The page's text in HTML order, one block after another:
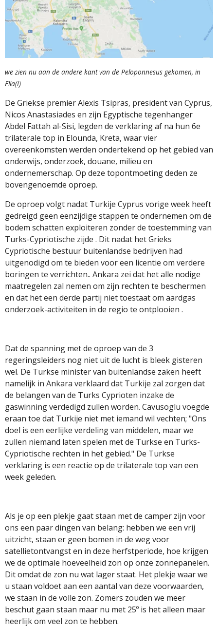
we zien nu aan de andere kant van de Peloponnesus gekomen, in
Elia(I)
De Griekse premier Alexis Tsipras, president van Cyprus,
Nicos Anastasiades en zijn Egyptische tegenhanger
Abdel Fattah al-Sisi, legden de verklaring af na hun 6e
trilaterale top in Elounda, Kreta, waar vier
overeenkomsten werden ondertekend op het gebied van
onderwijs, onderzoek, douane, milieu en
ondernemerschap. Op deze topontmoeting deden ze
bovengenoemde oproep.
De oproep volgt nadat Turkije Cyprus vorige week heeft
gedreigd geen eenzijdige stappen te ondernemen om de
bodem schatten exploiteren zonder de toestemming van
Turks-Cypriotische zijde . Dit nadat het Grieks
Cypriotische bestuur buitenlandse bedrijven had
uitgenodigd om te bieden voor een licentie om verdere
boringen te verrichten.. Ankara zei dat het alle nodige
maatregelen zal nemen om zijn rechten te beschermen
en dat het een derde partij niet toestaat om aardgas
onderzoek-activiteiten in de regio te ontplooien .
Dat de spanning met de oproep van de 3
regeringsleiders nog niet uit de lucht is bleek gisteren
wel. De Turkse minister van buitenlandse zaken heeft
namelijk in Ankara verklaard dat Turkije zal zorgen dat
de belangen van de Turks Cyprioten inzake de
gaswinning verdedigd zullen worden. Cavusoglu voegde
eraan toe dat Turkije niet met iemand wil vechten; "Ons
doel is een eerlijke verdeling van middelen, maar we
zullen niemand laten spelen met de Turkse en Turks-
Cypriotische rechten in het gebied." De Turkse
verklaring is een reactie op de trilaterale top van een
week geleden.
Als je op een plekje gaat staan met de camper zijn voor
ons een paar dingen van belang: hebben we een vrij
uitzicht, staan er geen bomen in de weg voor
satellietontvangst en in deze herfstperiode, hoe krijgen
we de optimale hoeveelheid zon op onze zonnepanelen.
Dit omdat de zon nu wat lager staat. Het plekje waar we
u staan voldoet aan een aantal van deze voorwaarden,
we staan in de volle zon. Zomers zouden we meer
beschut gaan staan maar nu met 25º is het alleen maar
heerlijk om veel zon te hebben.